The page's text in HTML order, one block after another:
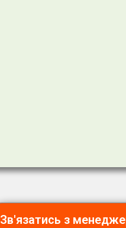
Зв'язатись з